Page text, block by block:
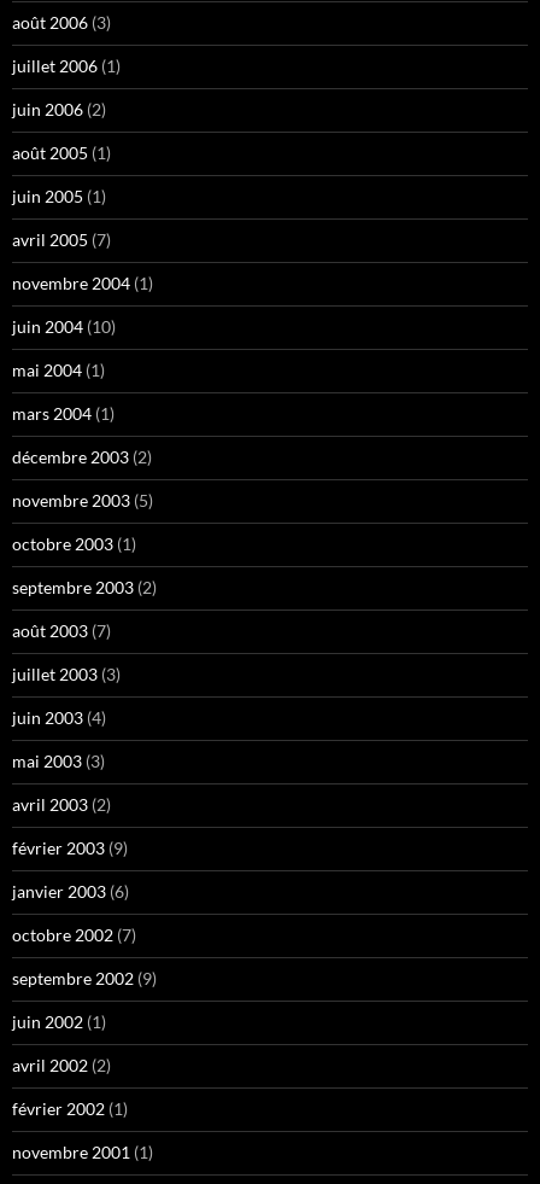
août 2006 (3)
juillet 2006 (1)
juin 2006 (2)
août 2005 (1)
juin 2005 (1)
avril 2005 (7)
novembre 2004 (1)
juin 2004 (10)
mai 2004 (1)
mars 2004 (1)
décembre 2003 (2)
novembre 2003 (5)
octobre 2003 (1)
septembre 2003 (2)
août 2003 (7)
juillet 2003 (3)
juin 2003 (4)
mai 2003 (3)
avril 2003 (2)
février 2003 (9)
janvier 2003 (6)
octobre 2002 (7)
septembre 2002 (9)
juin 2002 (1)
avril 2002 (2)
février 2002 (1)
novembre 2001 (1)